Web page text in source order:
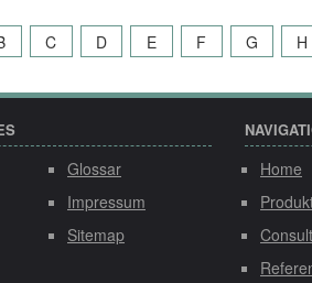
C D E F G H
Glossar
Impressum
Sitemap
Home